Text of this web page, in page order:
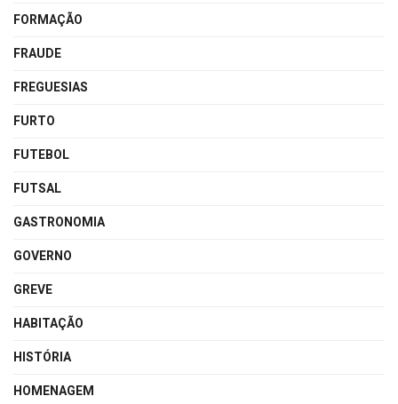
FORMAÇÃO
FRAUDE
FREGUESIAS
FURTO
FUTEBOL
FUTSAL
GASTRONOMIA
GOVERNO
GREVE
HABITAÇÃO
HISTÓRIA
HOMENAGEM